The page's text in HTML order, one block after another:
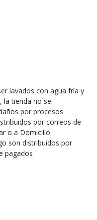
lavados con agua fría y
la tienda no se
por procesos
por correos de
o a Domicilio
son distribuidos por
pagados